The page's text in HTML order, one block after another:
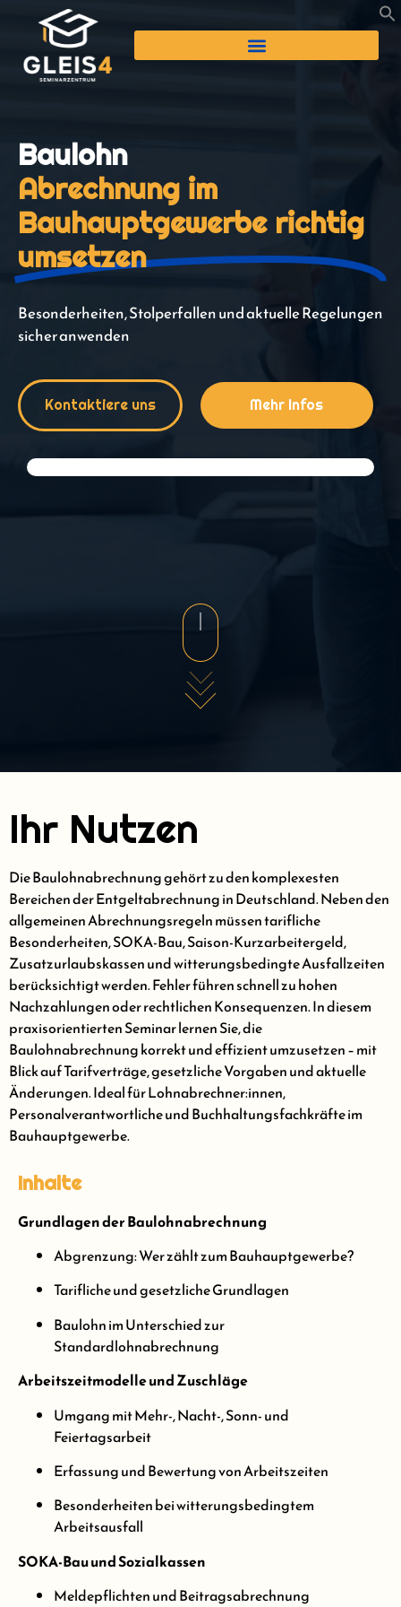
Baulohn
Abrechnung im
Bauhauptgewerbe richtig
umsetzen
Besonderheiten, Stolperfallen und aktuelle Regelungen
sicher anwenden
Mehr Infos
Kontaktiere uns
Ihr Nutzen
Die Baulohnabrechnung gehört zu den komplexesten
Bereichen der Entgeltabrechnung in Deutschland. Neben den
allgemeinen Abrechnungsregeln müssen tarifliche
Besonderheiten, SOKA-Bau, Saison-Kurzarbeitergeld,
Zusatzurlaubskassen und witterungsbedingte Ausfallzeiten
berücksichtigt werden. Fehler führen schnell zu hohen
Nachzahlungen oder rechtlichen Konsequenzen. In diesem
praxisorientierten Seminar lernen Sie, die
Baulohnabrechnung korrekt und effizient umzusetzen – mit
Blick auf Tarifverträge, gesetzliche Vorgaben und aktuelle
Änderungen. Ideal für Lohnabrechner:innen,
Personalverantwortliche und Buchhaltungsfachkräfte im
Bauhauptgewerbe.
Inhalte
Grundlagen der Baulohnabrechnung
Abgrenzung: Wer zählt zum Bauhauptgewerbe?
Tarifliche und gesetzliche Grundlagen
Baulohn im Unterschied zur
Standardlohnabrechnung
Arbeitszeitmodelle und Zuschläge
Umgang mit Mehr-, Nacht-, Sonn- und
Feiertagsarbeit
Erfassung und Bewertung von Arbeitszeiten
Besonderheiten bei witterungsbedingtem
Arbeitsausfall
SOKA-Bau und Sozialkassen
Meldepflichten und Beitragsabrechnung